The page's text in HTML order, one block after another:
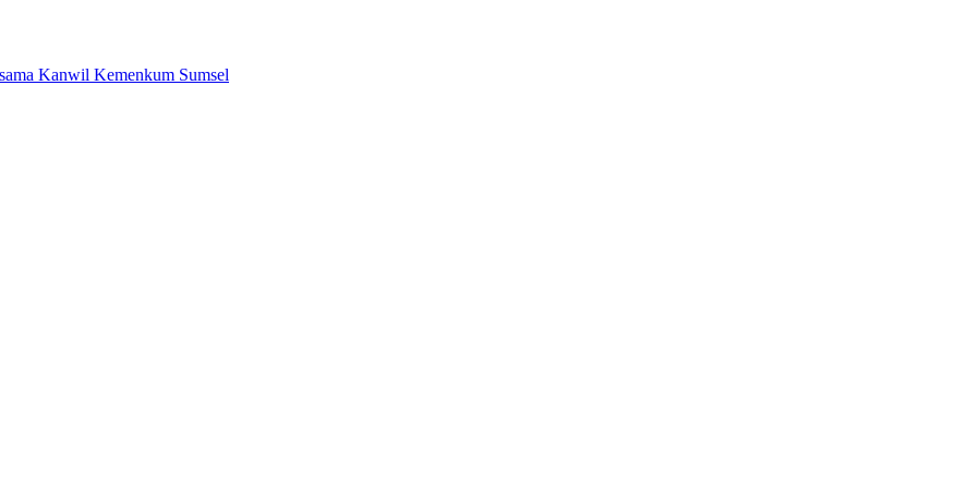
Kanwil Kemenkum Sumsel
dengan Harga Spesial
Menuju Pemilu 2029